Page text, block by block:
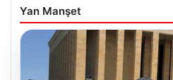
Yan Manşet